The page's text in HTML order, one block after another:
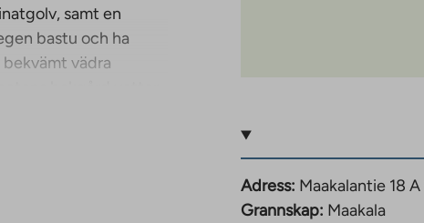
samt en
bastu och ha
vädra
Adress: Maakalantie 18
Grannskap: Maakala